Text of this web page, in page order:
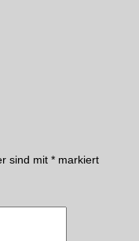
sind mit * markiert